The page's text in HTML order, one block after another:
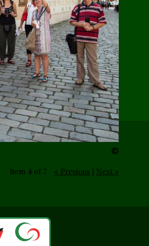
Item 4 of 7 « Previous | Next »